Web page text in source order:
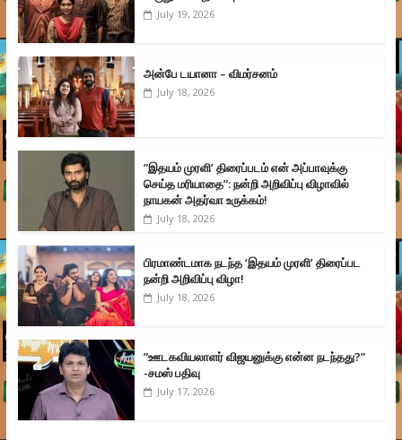
July 19, 2026
அன்பே டயானா – விமர்சனம்
July 18, 2026
”இதயம் முரளி’ திரைப்படம் என் அப்பாவுக்கு
செய்த மரியாதை”: நன்றி அறிவிப்பு விழாவில்
நாயகன் அதர்வா உருக்கம்!
July 18, 2026
பிரமாண்டமாக நடந்த ‘இதயம் முரளி’ திரைப்பட
நன்றி அறிவிப்பு விழா!
July 18, 2026
”ஊடகவியலாளர் விஜயனுக்கு என்ன நடந்தது?”
-சமஸ் பதிவு
July 17, 2026